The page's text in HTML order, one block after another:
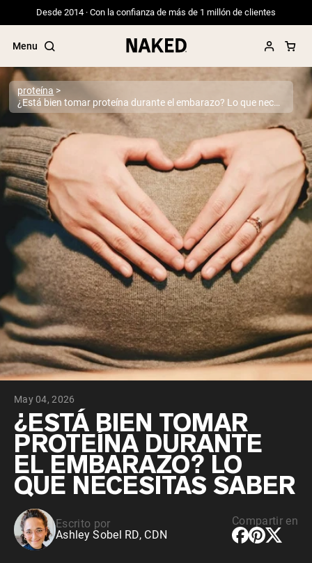
Desde 2014 · Con la confianza de más de 1 millón de clientes
Menu
Términos de Búsqueda Populares
”Protein Powder“
”Overnight Oats“
”Vegan protein“
”Collagen“
”Micellar Casein“
proteína
¿Está bien tomar proteína durante el embarazo? Lo que necesitas saber
May 04, 2026
¿ESTÁ BIEN TOMAR
PROTEÍNA DURANTE
EL EMBARAZO? LO
QUE NECESITAS SABER
Escrito por
Ashley Sobel RD, CDN
Compartir en